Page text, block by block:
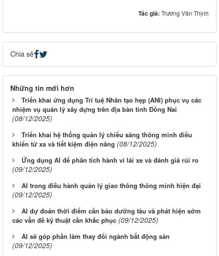
Tác giả: Trương Văn Thịnh
Chia sẻ
Những tin mới hơn
Triển khai ứng dụng Trí tuệ Nhân tạo hẹp (ANI) phục vụ các
nhiệm vụ quản lý xây dựng trên địa bàn tỉnh Đồng Nai
(08/12/2025)
Triển khai hệ thống quản lý chiếu sáng thông minh điều
khiển từ xa và tiết kiệm điện năng (08/12/2025)
Ứng dụng AI để phân tích hành vi lái xe và đánh giá rủi ro
(09/12/2025)
AI trong điều hành quản lý giao thông thông minh hiện đại
(09/12/2025)
AI dự đoán thời điểm cần bảo dưỡng tàu và phát hiện sớm
các vấn đề kỹ thuật cần khắc phục (09/12/2025)
AI sẽ góp phần làm thay đổi ngành bất động sản
(09/12/2025)